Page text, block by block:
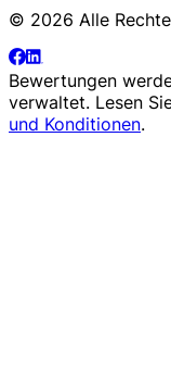
© 2026 Alle
Bewertungen
verwaltet. Lesen
und Konditionen.